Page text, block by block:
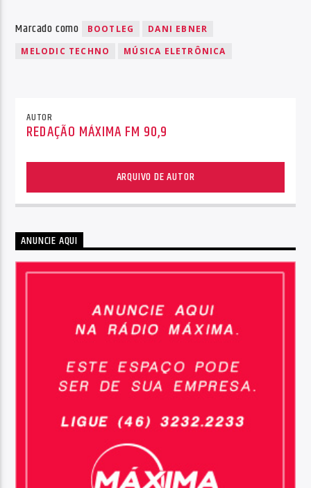
Marcado como BOOTLEG
DANI EBNER
MELODIC TECHNO
MÚSICA ELETRÔNICA
AUTOR
REDAÇÃO MÁXIMA FM 90,9
ARQUIVO DE AUTOR
ANUNCIE AQUI